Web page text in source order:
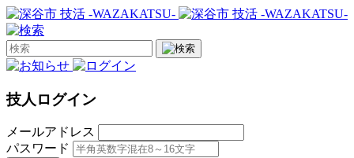
技人ログイン
メールアドレス
パスワード